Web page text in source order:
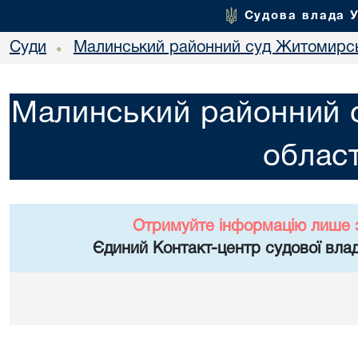
Судова влада
Суди • Малинський районний суд
Малинський районний
Отримуйте інформацію лише
Єдиний Контакт-центр судової